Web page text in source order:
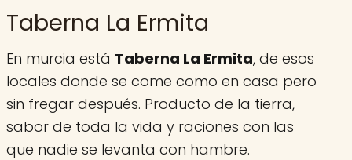
Taberna La Ermita
En murcia está Taberna La Ermita, de esos
locales donde se come como en casa pero
sin fregar después. Producto de la tierra,
sabor de toda la vida y raciones con las
que nadie se levanta con hambre.